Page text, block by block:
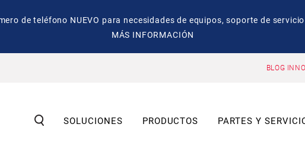
de teléfono NUEVO para necesidades de equipos, soporte de
MÁS INFORMACIÓN
BLOG
SOLUCIONES PRODUCTOS PARTES Y